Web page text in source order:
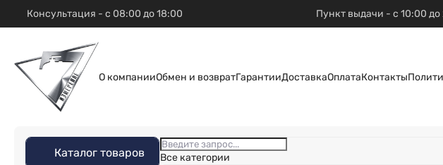
Консультация - с 08:00 до 18:00 Пункт выдачи - с 10:00 до
О компанииОбмен и возвратГарантииДоставкаОплатаКонтакты
Каталог товаров
Все категории